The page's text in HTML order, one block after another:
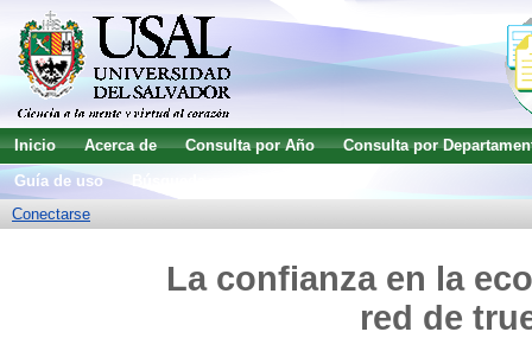
Inicio Acerca de Consulta por Año
Consulta por
Guía de uso
Conectarse
La confianza en la
red de